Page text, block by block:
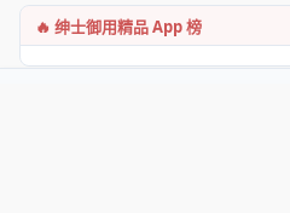
🔥 绅士御用精品 App 榜